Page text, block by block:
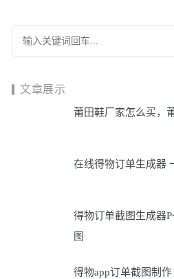
文章展示
莆田鞋厂家怎么买，
在线得物订单生成器
得物订单截图生成器
图
得物app订单截图制